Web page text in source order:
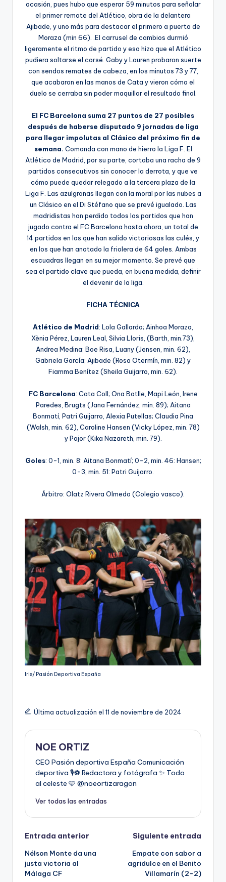
ocasión, pues hubo que esperar 59 minutos para señalar
el primer remate del Atlético, obra de la delantera
Ajibade, y uno más para destacar el primero a puerta de
Moraza (min 66). .El carrusel de cambios durmió
ligeramente el ritmo de partido y eso hizo que el Atlético
pudiera soltarse el corsé. Gaby y Lauren probaron suerte
con sendos remates de cabeza, en los minutos 73 y 77,
que acabaron en las manos de Cata y vieron cómo el
duelo se cerraba sin poder maquillar el resultado final.
El FC Barcelona suma 27 puntos de 27 posibles
después de haberse disputado 9 jornadas de liga
para llegar impolutas al Clásico del próximo fin de
semana. Comanda con mano de hierro la Liga F. El
Atlético de Madrid, por su parte, cortaba una racha de 9
partidos consecutivos sin conocer la derrota, y que ve
cómo puede quedar relegado a la tercera plaza de la
Liga F. Las azulgranas llegan con la moral por las nubes a
un Clásico en el Di Stéfano que se prevé igualado. Las
madridistas han perdido todos los partidos que han
jugado contra el FC Barcelona hasta ahora, un total de
14 partidos en las que han salido victoriosas las culés, y
en los que han anotado la friolera de 64 goles. Ambas
escuadras llegan en su mejor momento. Se prevé que
sea el partido clave que pueda, en buena medida, definir
el devenir de la liga.
FICHA TÉCNICA
Atlético de Madrid: Lola Gallardo; Ainhoa Moraza,
Xènia Pérez, Lauren Leal, Silvia Lloris, (Barth, min.73),
Andrea Medina; Boe Risa, Luany (Jensen, min. 62),
Gabriela García; Ajibade (Rosa Otermín, min. 82) y
Fiamma Benítez (Sheila Guijarro, min. 62).
FC Barcelona: Cata Coll; Ona Batlle, Mapi León, Irene
Paredes, Brugts (Jana Fernández, min. 89); Aitana
Bonmatí, Patri Guijarro, Alexia Putellas; Claudia Pina
(Walsh, min. 62), Caroline Hansen (Vicky López, min. 78)
y Pajor (Kika Nazareth, min. 79).
Goles: 0-1, min. 8: Aitana Bonmatí; 0-2, min. 46: Hansen;
0-3, min. 51: Patri Guijarro.
Árbitro: Olatz Rivera Olmedo (Colegio vasco).
Iris/ Pasión Deportiva España
Última actualización el 11 de noviembre de 2024
NOE ORTIZ
CEO Pasión deportiva España Comunicación
deportiva 🎙️⚽️ Redactora y fotógrafa ✨ Todo
al celeste 🩵 @noeortizaragon
Ver todas las entradas
Entrada anterior
Nélson Monte da una
justa victoria al
Málaga CF
Siguiente entrada
Empate con sabor a
agridulce en el Benito
Villamarín (2-2)